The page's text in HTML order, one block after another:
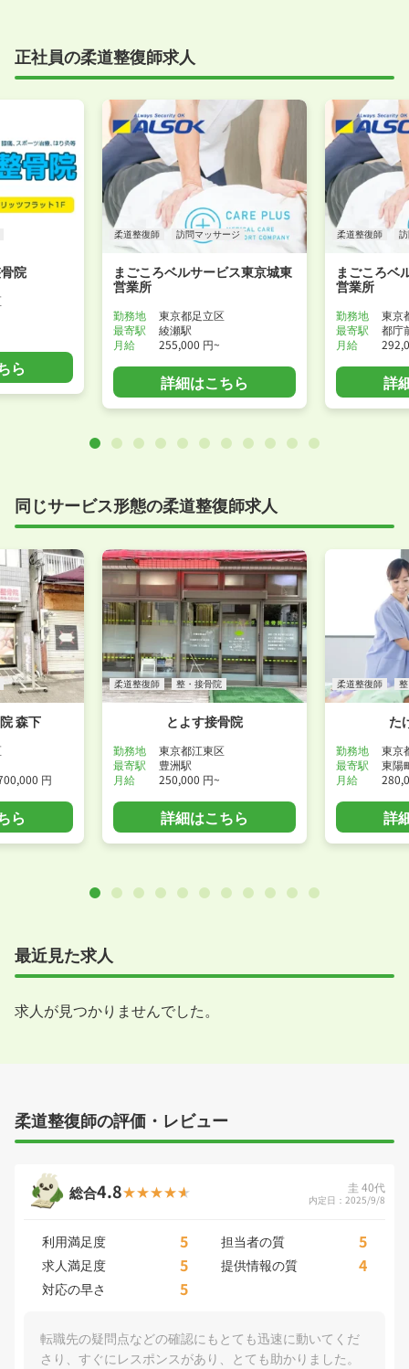
正社員の柔道整復師求人
院
ら
柔道整復師 訪問マッサージ
まごころベルサービス東京城東
営業所
勤務地
東京都足立区
最寄駅
綾瀬駅
月給
255,000 円~
詳細はこちら
柔道整復師
まごころベ
営業所
勤務地
東京
最寄駅
都庁
月給
詳
同じサービス形態の柔道整復師求人
森下
円
ら
柔道整復師 整・接骨院
とよす接骨院
勤務地
東京都江東区
最寄駅
豊洲駅
月給
250,000 円~
詳細はこちら
柔道整復師
た
勤務地
東京
最寄駅
東陽
月給
詳
最近見た求人
求人が見つかりませんでした。
柔道整復師の評価・レビュー
総合4.8 圭 40代
内定日：2025/9/8
利用満足度 5 担当者の質 5
求人満足度 5 提供情報の質 4
対応の早さ 5
転職先の疑問点などの確認にもとても迅速に動いてくだ
さり、すぐにレスポンスがあり、とても助かりました。